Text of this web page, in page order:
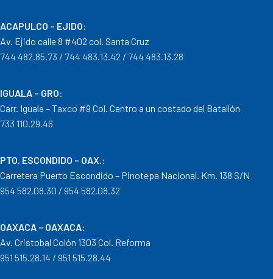
ACAPULCO – EJIDO:
Av. Ejido calle 8 #402 col. Santa Cruz
744 482.85.73 / 744 483.13.42 / 744 483.13.28
IGUALA – GRO:
Carr. Iguala – Taxco #9 Col. Centro a un costado del Batallón
733 110.29.46
PTO. ESCONDIDO – OAX. :
Carretera Puerto Escondido – Pinotepa Nacional. Km. 138 S/N
954 582.08.30 / 954 582.08.32
OAXACA – OAXACA:
Av. Cristobal Colón 1303 Col. Reforma
951 515.28.14 / 951 515.28.44